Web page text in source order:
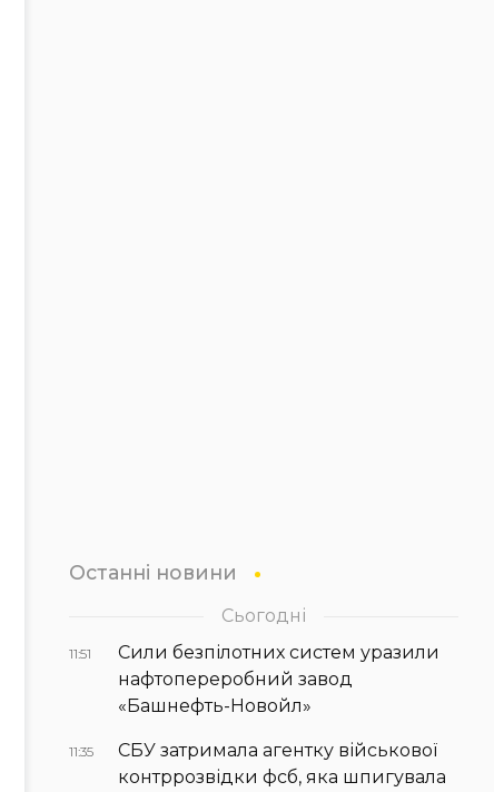
Останні новини
Сьогодні
11:51
Сили безпілотних систем уразили
нафтопереробний завод
«Башнефть-Новойл»
11:35
СБУ затримала агентку військової
контррозвідки фсб, яка шпигувала